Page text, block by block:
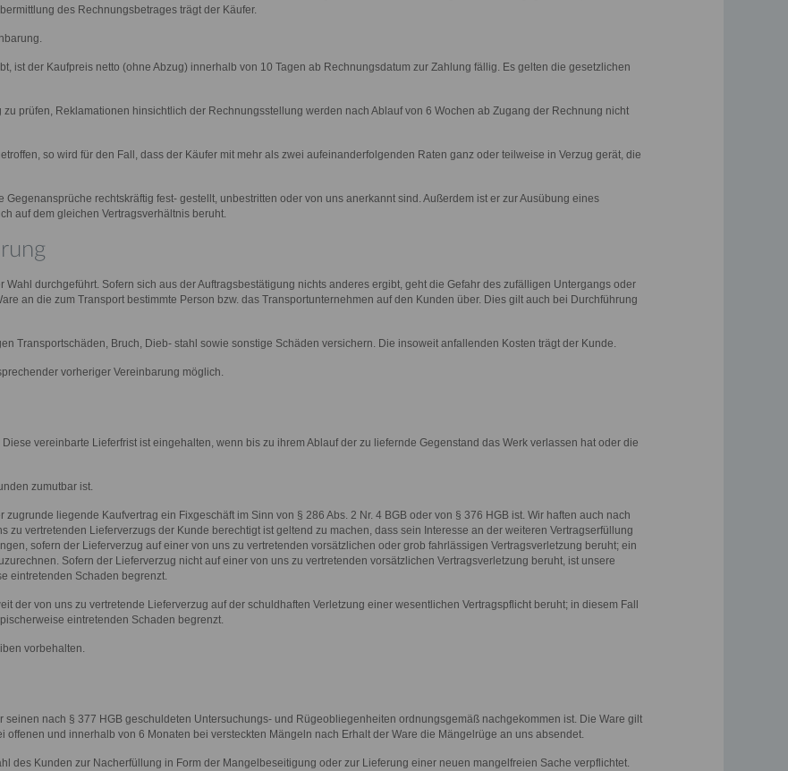
des Rechnungsbetrages trägt der Käufer.
ist der Kaufpreis netto (ohne Abzug) innerhalb von 10 Tagen ab Rechnungsdatum zur Zahlung fällig. Es gelten die gesetzlichen
prüfen, Reklamationen hinsichtlich der Rechnungsstellung werden nach Ablauf von 6 Wochen ab Zugang der Rechnung nicht
so wird für den Fall, dass der Käufer mit mehr als zwei aufeinanderfolgenden Raten ganz oder teilweise in Verzug gerät, die
rechtskräftig fest- gestellt, unbestritten oder von uns anerkannt sind. Außerdem ist er zur Ausübung eines
auf dem gleichen Vertragsverhältnis beruht.
durchgeführt. Sofern sich aus der Auftragsbestätigung nichts anderes ergibt, geht die Gefahr des zufälligen Untergangs oder
an die zum Transport bestimmte Person bzw. das Transportunternehmen auf den Kunden über. Dies gilt auch bei Durchführung
Transportschäden, Bruch, Dieb- stahl sowie sonstige Schäden versichern. Die insoweit anfallenden Kosten trägt der Kunde.
vorheriger Vereinbarung möglich.
vereinbarte Lieferfrist ist eingehalten, wenn bis zu ihrem Ablauf der zu liefernde Gegenstand das Werk verlassen hat oder die
zumutbar ist.
liegende Kaufvertrag ein Fixgeschäft im Sinn von § 286 Abs. 2 Nr. 4 BGB oder von § 376 HGB ist. Wir haften auch nach
zu vertretenden Lieferverzugs der Kunde berechtigt ist geltend zu machen, dass sein Interesse an der weiteren Vertragserfüllung
sofern der Lieferverzug auf einer von uns zu vertretenden vorsätzlichen oder grob fahrlässigen Vertragsverletzung beruht; ein
Sofern der Lieferverzug nicht auf einer von uns zu vertretenden vorsätzlichen Vertragsverletzung beruht, ist unsere
eintretenden Schaden begrenzt.
der von uns zu vertretende Lieferverzug auf der schuldhaften Verletzung einer wesentlichen Vertragspflicht beruht; in diesem Fall
eintretenden Schaden begrenzt.
vorbehalten.
nach § 377 HGB geschuldeten Untersuchungs- und Rügeobliegenheiten ordnungsgemäß nachgekommen ist. Die Ware gilt
und innerhalb von 6 Monaten bei versteckten Mängeln nach Erhalt der Ware die Mängelrüge an uns absendet.
des Kunden zur Nacherfüllung in Form der Mangelbeseitigung oder zur Lieferung einer neuen mangelfreien Sache verpflichtet.